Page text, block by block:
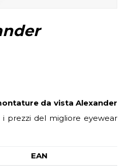
da vista Alexander
i prezzi del migliore eyewear
EAN